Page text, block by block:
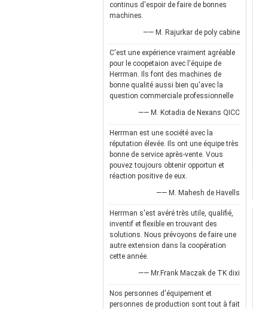
continus d'espoir de faire de bonnes
machines.
—— M. Rajurkar de poly cabine
C'est une expérience vraiment agréable
pour le coopetaion avec l'équipe de
Herrman. Ils font des machines de
bonne qualité aussi bien qu'avec la
question commerciale professionnelle
—— M. Kotadia de Nexans QICC
Herrman est une société avec la
réputation élevée. Ils ont une équipe très
bonne de service après-vente. Vous
pouvez toujours obtenir opportun et
réaction positive de eux.
—— M. Mahesh de Havells
Herrman s'est avéré très utile, qualifié,
inventif et flexible en trouvant des
solutions. Nous prévoyons de faire une
autre extension dans la coopération
cette année.
—— Mr.Frank Maczak de TK dixi
Nos personnes d'équipement et
personnes de production sont tout à fait